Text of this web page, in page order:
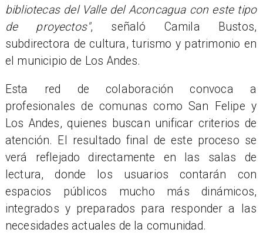
bibliotecas del Valle del Aconcagua con este tipo
de proyectos", señaló Camila Bustos,
subdirectora de cultura, turismo y patrimonio en
el municipio de Los Andes.
Esta red de colaboración convoca a
profesionales de comunas como San Felipe y
Los Andes, quienes buscan unificar criterios de
atención. El resultado final de este proceso se
verá reflejado directamente en las salas de
lectura, donde los usuarios contarán con
espacios públicos mucho más dinámicos,
integrados y preparados para responder a las
necesidades actuales de la comunidad.